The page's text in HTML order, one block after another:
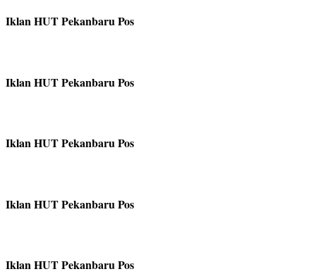
Iklan HUT Pekanbaru Pos
Iklan HUT Pekanbaru Pos
Iklan HUT Pekanbaru Pos
Iklan HUT Pekanbaru Pos
Iklan HUT Pekanbaru Pos